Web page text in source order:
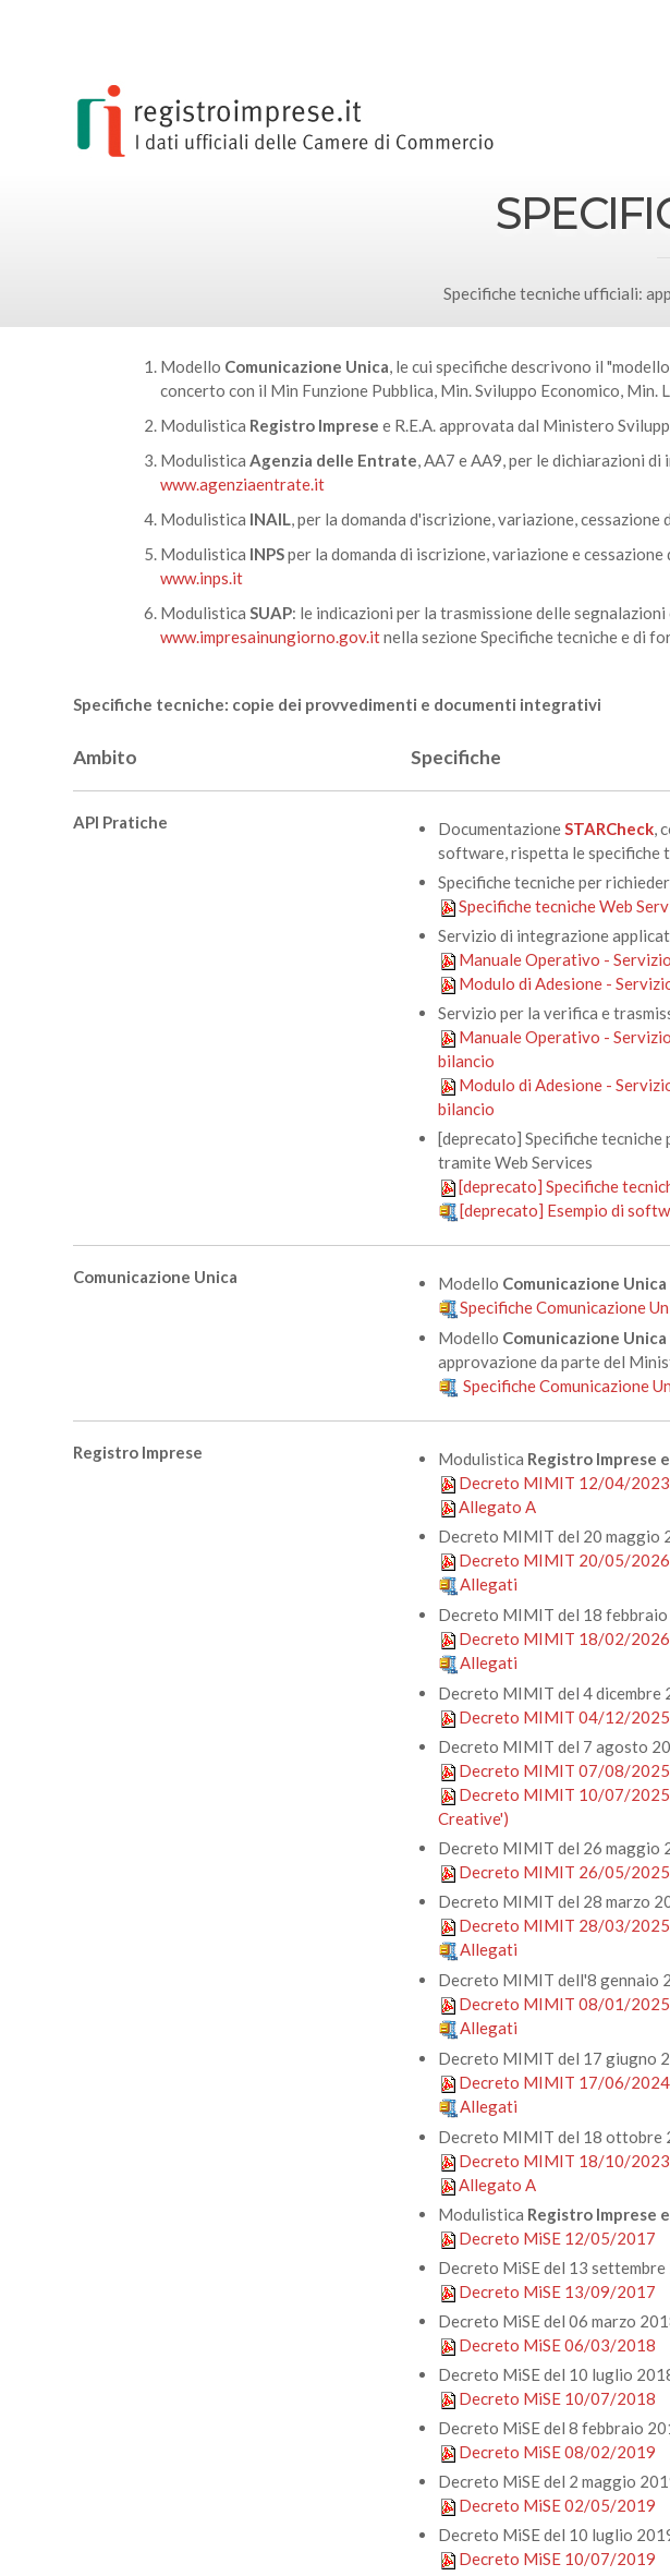
Specifiche tecniche ufficiali:
Modello Comunicazione Unica, le cui specifiche descrivono il
concerto con il Min Funzione Pubblica, Min. Sviluppo Economico, Min.
Modulistica Registro Imprese e R.E.A. approvata dal Ministero
ModulisticaAgenzia delle Entrate, AA7 e AA9, per le dichiarazioni
www.agenziaentrate.it
Modulistica INAIL, per la domanda d'iscrizione, variazione,
Modulistica INPSper la domanda di iscrizione, variazione e
www.inps.it
ModulisticaSUAP: le indicazioni per la trasmissione delle
www.impresainungiorno.gov.itnella sezione Specifiche tecniche e di
Specifiche tecniche: copie dei provvedimenti e documenti integrativi
Ambito Specifiche
API Pratiche DocumentazioneSTARCheck,
software, rispetta le specifiche
Specifiche tecniche per
Specifiche tecniche Web
Servizio di integrazione
Manuale Operativo -
Modulo di Adesione -
Servizio per la verifica e
Manuale Operativo -
bilancio
Modulo di Adesione -
bilancio
[deprecato] Specifiche tecniche
tramite Web Services
[deprecato] Specifiche
[deprecato] Esempio di
Comunicazione Unica Modello Comunicazione
Specifiche Comunicazione
Modello Comunicazione
approvazione da parte del
Specifiche Comunicazione
Registro Imprese Modulistica Registro Imprese
Decreto MIMIT 12/04/2023
Allegato A
Decreto MIMIT del 20 maggio
Decreto MIMIT 20/05/2026
Allegati
Decreto MIMIT del 18
Decreto MIMIT 18/02/2026
Allegati
Decreto MIMIT del 4 dicembre
Decreto MIMIT 04/12/2025
Decreto MIMIT del 7 agosto
Decreto MIMIT 07/08/2025
Decreto MIMIT 10/07/2025
Creative')
Decreto MIMIT del 26 maggio
Decreto MIMIT 26/05/2025
Decreto MIMIT del 28 marzo
Decreto MIMIT 28/03/2025
Allegati
Decreto MIMIT dell'8 gennaio
Decreto MIMIT 08/01/2025
Allegati
Decreto MIMIT del 17 giugno
Decreto MIMIT 17/06/2024
Allegati
Decreto MIMIT del 18 ottobre
Decreto MIMIT 18/10/2023
Allegato A
Modulistica Registro Imprese
Decreto MiSE 12/05/2017
Decreto MiSE del 13 settembre
Decreto MiSE 13/09/2017
Decreto MiSE del 06 marzo
Decreto MiSE 06/03/2018
Decreto MiSE del 10 luglio
Decreto MiSE 10/07/2018
Decreto MiSE del 8 febbraio
Decreto MiSE 08/02/2019
Decreto MiSE del 2 maggio
Decreto MiSE 02/05/2019
Decreto MiSE del 10 luglio
Decreto MiSE 10/07/2019